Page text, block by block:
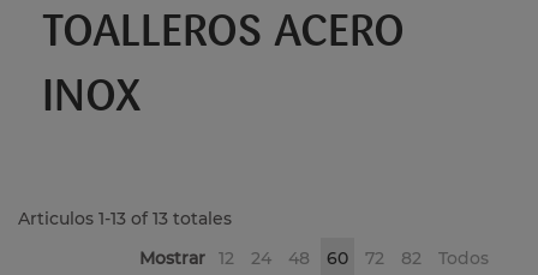
TOALLEROS ACERO
INOX
Articulos 1-13 of 13 totales
12
24 48 60 72 82 Todos
Mostrar